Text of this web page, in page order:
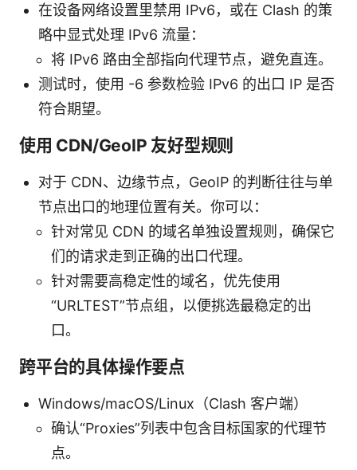
在设备网络设置里禁用 IPv6，或在 Clash 的策
略中显式处理 IPv6 流量：
将 IPv6 路由全部指向代理节点，避免直连。
测试时，使用 -6 参数检验 IPv6 的出口 IP 是否
符合期望。
使用 CDN/GeoIP 友好型规则
对于 CDN、边缘节点，GeoIP 的判断往往与单
节点出口的地理位置有关。你可以：
针对常见 CDN 的域名单独设置规则，确保它
们的请求走到正确的出口代理。
针对需要高稳定性的域名，优先使用
“URLTEST”节点组，以便挑选最稳定的出
口。
跨平台的具体操作要点
Windows/macOS/Linux（Clash 客户端）
确认“Proxies”列表中包含目标国家的代理节
点。